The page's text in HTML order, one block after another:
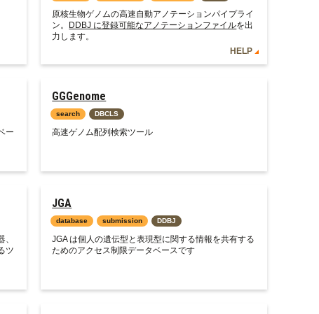
原核生物ゲノムの高速自動アノテーションパイプライ
ン。
DDBJ に登録可能なアノテーションファイルを出
力します。
HELP
ー
GGGenome
search DBCLS
高速ゲノム配列検索ツール
ツ
JGA
database submission DDBJ
JGA は個人の遺伝型と表現型に関する情報を共有する
ためのアクセス制限データベースです